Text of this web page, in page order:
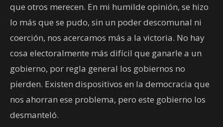
que otros merecen. En mi humilde opinión, se hizo
lo más que se pudo, sin un poder descomunal ni
coerción, nos acercamos más a la victoria. No hay
cosa electoralmente más difícil que ganarle a un
gobierno, por regla general los gobiernos no
pierden. Existen dispositivos en la democracia que
nos ahorran ese problema, pero este gobierno los
desmanteló.